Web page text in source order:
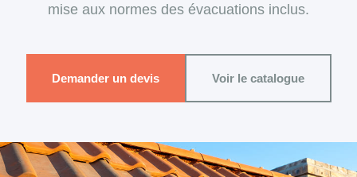
mise aux normes des évacuations inclus.
Demander un devis Voir le catalogue